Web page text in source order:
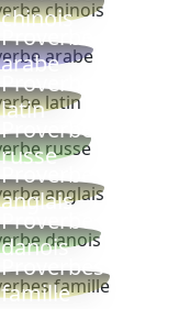
chinois
Proverbe
arabe
Proverbe
latin
Proverbe
russe
Proverbe
anglais
Proverbe
danois
Proverbes
famille